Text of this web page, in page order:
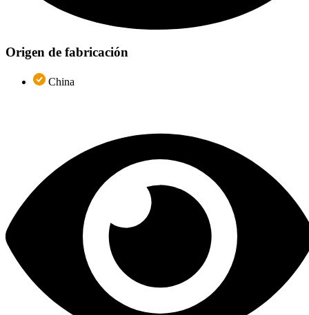
Origen de fabricación
China